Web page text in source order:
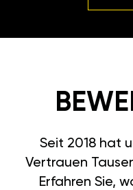
Seit 2018 hat
Vertrauen
Erfahren Sie,